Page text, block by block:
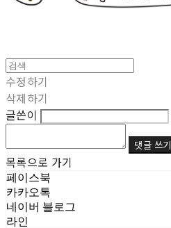
수정하기
삭제하기
글쓴이
댓글 쓰기
목록으로 가기
페이스북
카카오톡
네이버 블로그
라인